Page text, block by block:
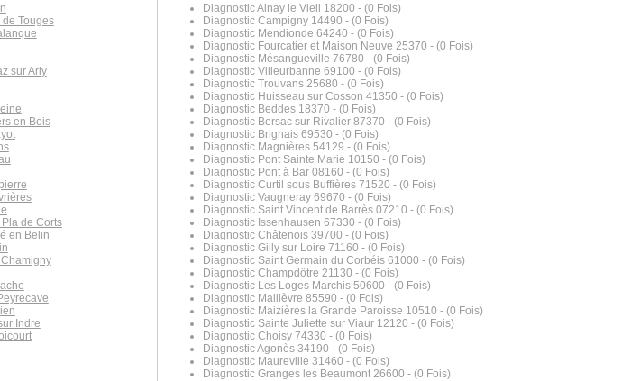
Touges
sur Arly
en Bois
de Corts
en Belin
Indre
Diagnostic Ainay le Vieil 18200 - (0 Fois)
Diagnostic Campigny 14490 - (0 Fois)
Diagnostic Mendionde 64240 - (0 Fois)
Diagnostic Fourcatier et Maison Neuve 25370 - (0 Fois)
Diagnostic Mésangueville 76780 - (0 Fois)
Diagnostic Villeurbanne 69100 - (0 Fois)
Diagnostic Trouvans 25680 - (0 Fois)
Diagnostic Huisseau sur Cosson 41350 - (0 Fois)
Diagnostic Beddes 18370 - (0 Fois)
Diagnostic Bersac sur Rivalier 87370 - (0 Fois)
Diagnostic Brignais 69530 - (0 Fois)
Diagnostic Magnières 54129 - (0 Fois)
Diagnostic Pont Sainte Marie 10150 - (0 Fois)
Diagnostic Pont à Bar 08160 - (0 Fois)
Diagnostic Curtil sous Buffières 71520 - (0 Fois)
Diagnostic Vaugneray 69670 - (0 Fois)
Diagnostic Saint Vincent de Barrès 07210 - (0 Fois)
Diagnostic Issenhausen 67330 - (0 Fois)
Diagnostic Châtenois 39700 - (0 Fois)
Diagnostic Gilly sur Loire 71160 - (0 Fois)
Diagnostic Saint Germain du Corbéis 61000 - (0 Fois)
Diagnostic Champdôtre 21130 - (0 Fois)
Diagnostic Les Loges Marchis 50600 - (0 Fois)
Diagnostic Mallièvre 85590 - (0 Fois)
Diagnostic Maizières la Grande Paroisse 10510 - (0 Fois)
Diagnostic Sainte Juliette sur Viaur 12120 - (0 Fois)
Diagnostic Choisy 74330 - (0 Fois)
Diagnostic Agonès 34190 - (0 Fois)
Diagnostic Maureville 31460 - (0 Fois)
Diagnostic Granges les Beaumont 26600 - (0 Fois)